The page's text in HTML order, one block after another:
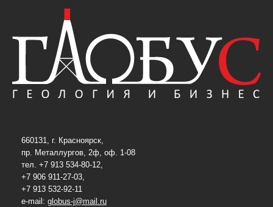
660131, г. Красноярск,
пр. Металлургов, 2ф, оф. 1-08
тел. +7 913 534-80-12,
+7 906 911-27-03,
+7 913 532-92-11
e-mail: globus-j@mail.ru